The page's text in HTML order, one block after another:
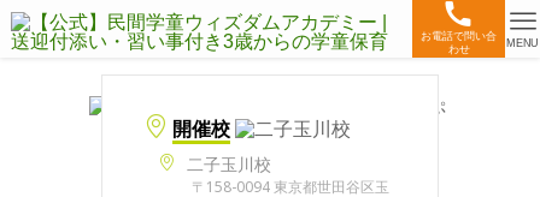
お電話で問い合
わせ
MENU
開催校
二子玉川校
〒158-0094 東京都世田谷区玉